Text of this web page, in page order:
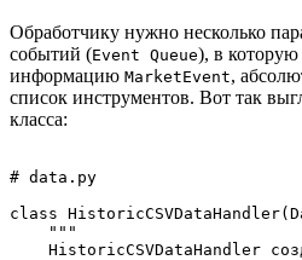
Обработчику нужно несколько
событий (Event Queue), в
информацию MarketEvent,
список инструментов. Вот так
класса:
# data.py
class
    """
HistoricCSVDataHandler